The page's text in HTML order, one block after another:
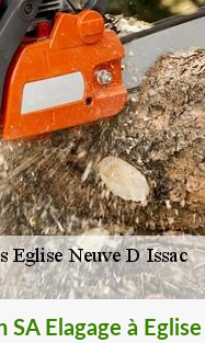
SA Elagage à